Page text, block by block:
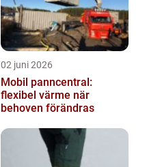
02 juni 2026
Mobil panncentral:
flexibel värme när
behoven förändras